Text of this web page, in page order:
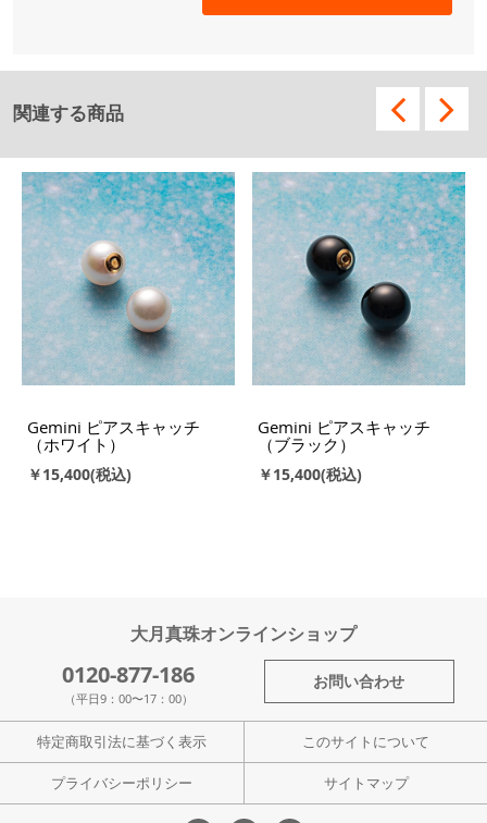
関連する商品
Gemini ピアスキャッチ
（ホワイト）
￥15,400
Gemini ピアスキャッチ
（ブラック）
￥15,400
大月真珠オンラインショップ
0120-877-186
（平日9：00〜17：00）
お問い合わせ
特定商取引法に基づく表示 このサイトについて
プライバシーポリシー サイトマップ